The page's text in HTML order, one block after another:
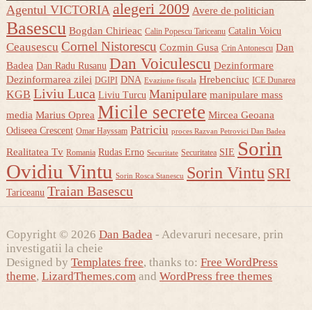
Agentul VICTORIA alegeri 2009 Avere de politician
Basescu Bogdan Chirieac Calin Popescu Tariceanu Catalin Voicu
Ceausescu Cornel Nistorescu Cozmin Gusa Crin Antonescu Dan
Badea Dan Radu Rusanu Dan Voiculescu Dezinformare
Dezinformarea zilei DGIPI DNA Evaziune fiscala Hrebenciuc ICE Dunarea
KGB Liviu Luca Liviu Turcu Manipulare manipulare mass
media Marius Oprea Micile secrete Mircea Geoana
Odiseea Crescent Omar Hayssam Patriciu proces Razvan Petrovici Dan Badea
Realitatea Tv Romania Rudas Erno Securitate Securitatea SIE Sorin
Ovidiu Vintu Sorin Rosca Stanescu Sorin Vintu SRI
Tariceanu Traian Basescu
Copyright © 2026 Dan Badea - Adevaruri necesare, prin
investigatii la cheie
Designed by Templates free, thanks to: Free WordPress
theme, LizardThemes.comand WordPress free themes